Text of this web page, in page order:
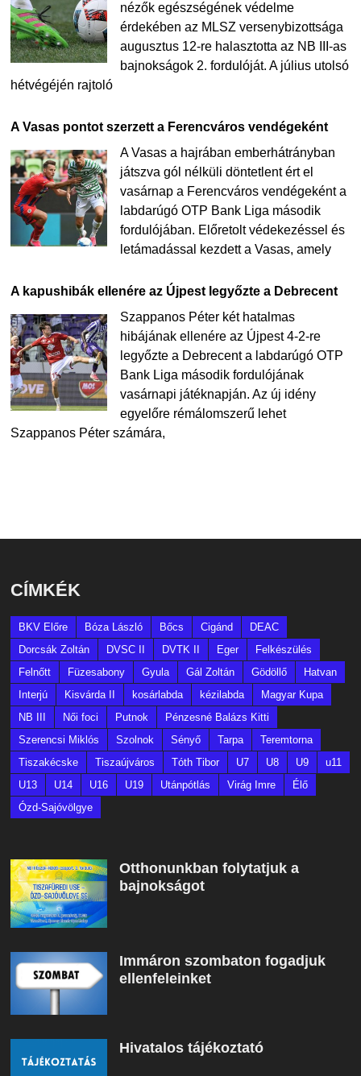
nézők egészségének védelme
érdekében az MLSZ versenybizottsága
augusztus 12-re halasztotta az NB III-as
bajnokságok 2. fordulóját. A július utolsó
hétvégéjén rajtoló
A Vasas pontot szerzett a Ferencváros vendégeként
A Vasas a hajrában emberhátrányban
játszva gól nélküli döntetlent ért el
vasárnap a Ferencváros vendégeként a
labdarúgó OTP Bank Liga második
fordulójában. Előretolt védekezéssel és
letámadással kezdett a Vasas, amely
A kapushibák ellenére az Újpest legyőzte a Debrecent
Szappanos Péter két hatalmas
hibájának ellenére az Újpest 4-2-re
legyőzte a Debrecent a labdarúgó OTP
Bank Liga második fordulójának
vasárnapi játéknapján. Az új idény
egyelőre rémálomszerű lehet
Szappanos Péter számára,
CÍMKÉK
BKV Előre Bóza László Bőcs Cigánd
DEAC
Dorcsák Zoltán
DVSC II DVTK II Eger
Felkészülés
Felnőtt
Füzesabony Gyula Gál Zoltán Gödöllő
Hatvan
Interjú
Kisvárda II kosárlabda kézilabda
Magyar Kupa
NB III
Női foci Putnok
Pénzesné Balázs Kitti
Szerencsi Miklós
Szolnok Sényő Tarpa
Teremtorna
Tiszakécske
Tiszaújváros Tóth Tibor U7 U8 U9
u11
U13
U14 U16 U19 Utánpótlás Virág Imre
Élő
Ózd-Sajóvölgye
Otthonunkban folytatjuk a
bajnokságot
Immáron szombaton fogadjuk
ellenfeleinket
Hivatalos tájékoztató